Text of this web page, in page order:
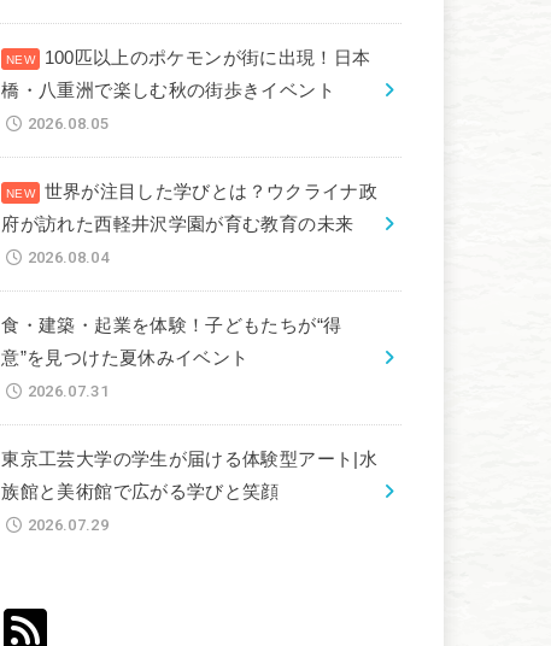
100匹以上のポケモンが街に出現！日本
橋・八重洲で楽しむ秋の街歩きイベント
2026.08.05
世界が注目した学びとは？ウクライナ政
府が訪れた西軽井沢学園が育む教育の未来
2026.08.04
食・建築・起業を体験！子どもたちが“得
意”を見つけた夏休みイベント
2026.07.31
東京工芸大学の学生が届ける体験型アート|水
族館と美術館で広がる学びと笑顔
2026.07.29